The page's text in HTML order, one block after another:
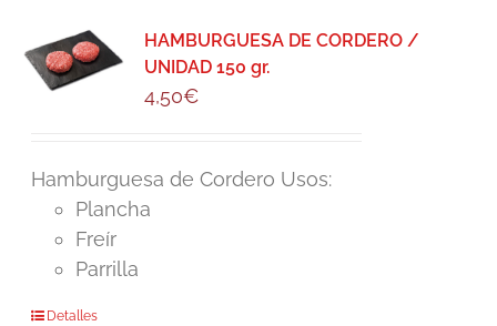
HAMBURGUESA DE CORDERO /
UNIDAD 150 gr.
4,50€
Hamburguesa de Cordero Usos:
Plancha
Freír
Parrilla
Detalles